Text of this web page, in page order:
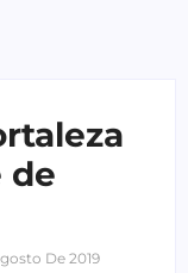
de
De 2019